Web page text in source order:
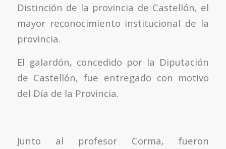
Distinción de la provincia de Castellón, el
mayor reconocimiento institucional de la
provincia.
El galardón, concedido por la Diputación
de Castellón, fue entregado con motivo
del Día de la Provincia.
Junto al profesor Corma, fueron